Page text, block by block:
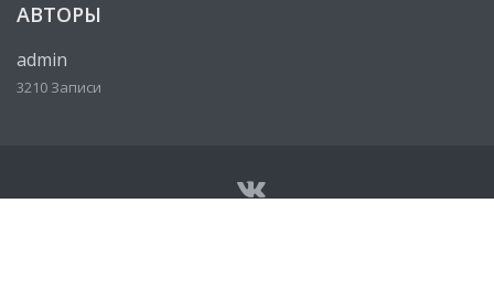
АВТОРЫ
admin
3210 Записи